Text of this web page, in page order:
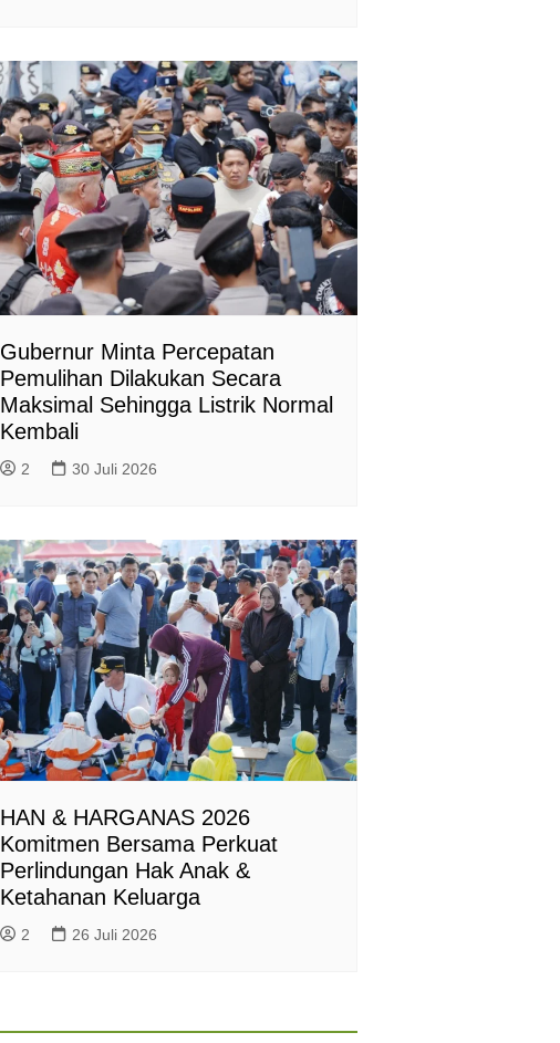
Gubernur Minta Percepatan
Pemulihan Dilakukan Secara
Maksimal Sehingga Listrik Normal
Kembali
2 30 Juli 2026
HAN & HARGANAS 2026
Komitmen Bersama Perkuat
Perlindungan Hak Anak &
Ketahanan Keluarga
2 26 Juli 2026